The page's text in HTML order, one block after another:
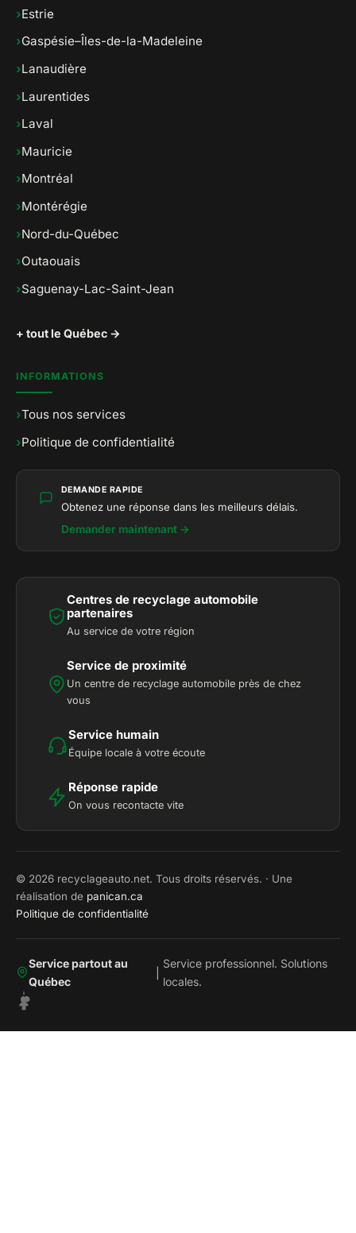
›Estrie
›Gaspésie–Îles-de-la-Madeleine
›Lanaudière
›Laurentides
›Laval
›Mauricie
›Montréal
›Montérégie
›Nord-du-Québec
›Outaouais
›Saguenay-Lac-Saint-Jean
+ tout le Québec →
INFORMATIONS
›Tous nos services
›Politique de confidentialité
DEMANDE RAPIDE
Obtenez une réponse dans les meilleurs délais.
Demander maintenant →
Centres de recyclage automobile
partenaires
Au service de votre région
Service de proximité
Un centre de recyclage automobile près de chez
vous
Service humain
Équipe locale à votre écoute
Réponse rapide
On vous recontacte vite
© 2026 recyclageauto.net. Tous droits réservés. · Une
réalisation de panican.ca
Politique de confidentialité
Service partout au
Québec
Service professionnel. Solutions
locales.